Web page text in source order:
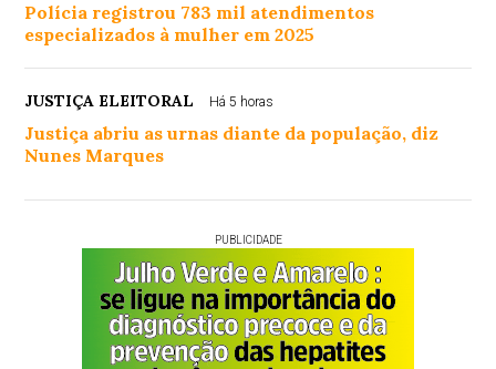
Polícia registrou 783 mil atendimentos
especializados à mulher em 2025
JUSTIÇA ELEITORAL Há 5 horas
Justiça abriu as urnas diante da população, diz
Nunes Marques
PUBLICIDADE